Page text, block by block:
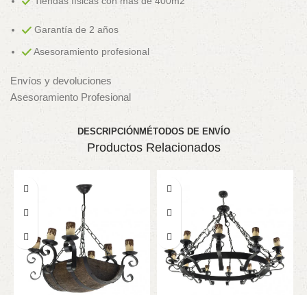
Garantía de 2 años
Asesoramiento profesional
Envíos y devoluciones
Asesoramiento Profesional
DESCRIPCIÓN MÉTODOS DE ENVÍO
Productos Relacionados